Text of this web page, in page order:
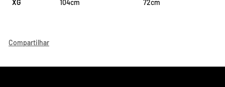
XG 104cm 72cm
Compartilhar